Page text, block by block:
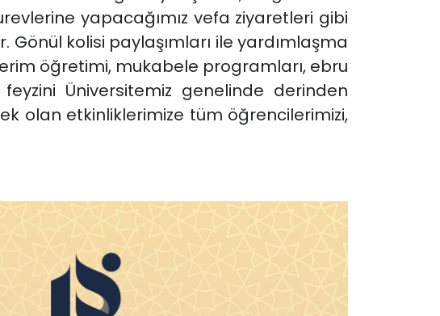
yapacağımız vefa ziyaretleri gibi
kolisi paylaşımları ile yardımlaşma
öğretimi, mukabele programları, ebru
Üniversitemiz genelinde derinden
olan etkinliklerimize tüm öğrencilerimizi,